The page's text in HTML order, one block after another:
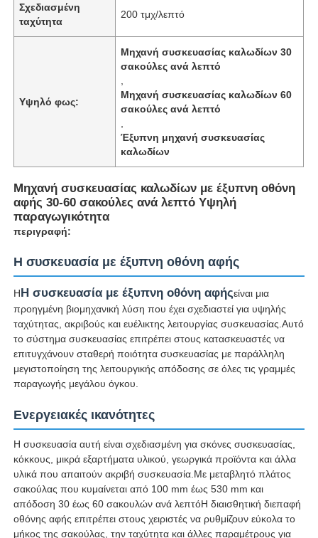
Αρχική Σελίδα
Προϊόντα
Σχετικά με εμάς
Σχεδιασμένη
ταχύτητα
200 τμχ/λεπτό
Υψηλό φως:
Μηχανή συσκευασίας καλωδίων 30
σακούλες ανά λεπτό
Μηχανή συσκευασίας καλωδίων 60
σακούλες ανά λεπτό
Έξυπνη μηχανή συσκευασίας
καλωδίων
Μηχανή συσκευασίας καλωδίων με έξυπνη οθόνη
αφής 30-60 σακούλες ανά λεπτό Υψηλή
παραγωγικότητα
περιγραφή:
Η συσκευασία με έξυπνη οθόνη αφής
ΗΗ συσκευασία με έξυπνη οθόνη αφήςείναι μια
προηγμένη βιομηχανική λύση που έχει σχεδιαστεί για υψηλής
ταχύτητας, ακριβούς και ευέλικτης λειτουργίας συσκευασίας.Αυτό
το σύστημα συσκευασίας επιτρέπει στους κατασκευαστές να
επιτυγχάνουν σταθερή ποιότητα συσκευασίας με παράλληλη
μεγιστοποίηση της λειτουργικής απόδοσης σε όλες τις γραμμές
παραγωγής μεγάλου όγκου.
Ενεργειακές ικανότητες
Η συσκευασία αυτή είναι σχεδιασμένη για σκόνες συσκευασίας,
κόκκους, μικρά εξαρτήματα υλικού, γεωργικά προϊόντα και άλλα
υλικά που απαιτούν ακριβή συσκευασία.Με μεταβλητό πλάτος
σακούλας που κυμαίνεται από 100 mm έως 530 mm και
απόδοση 30 έως 60 σακουλών ανά λεπτόΗ διαισθητική διεπαφή
οθόνης αφής επιτρέπει στους χειριστές να ρυθμίζουν εύκολα το
μήκος της σακούλας, την ταχύτητα και άλλες παραμέτρους για